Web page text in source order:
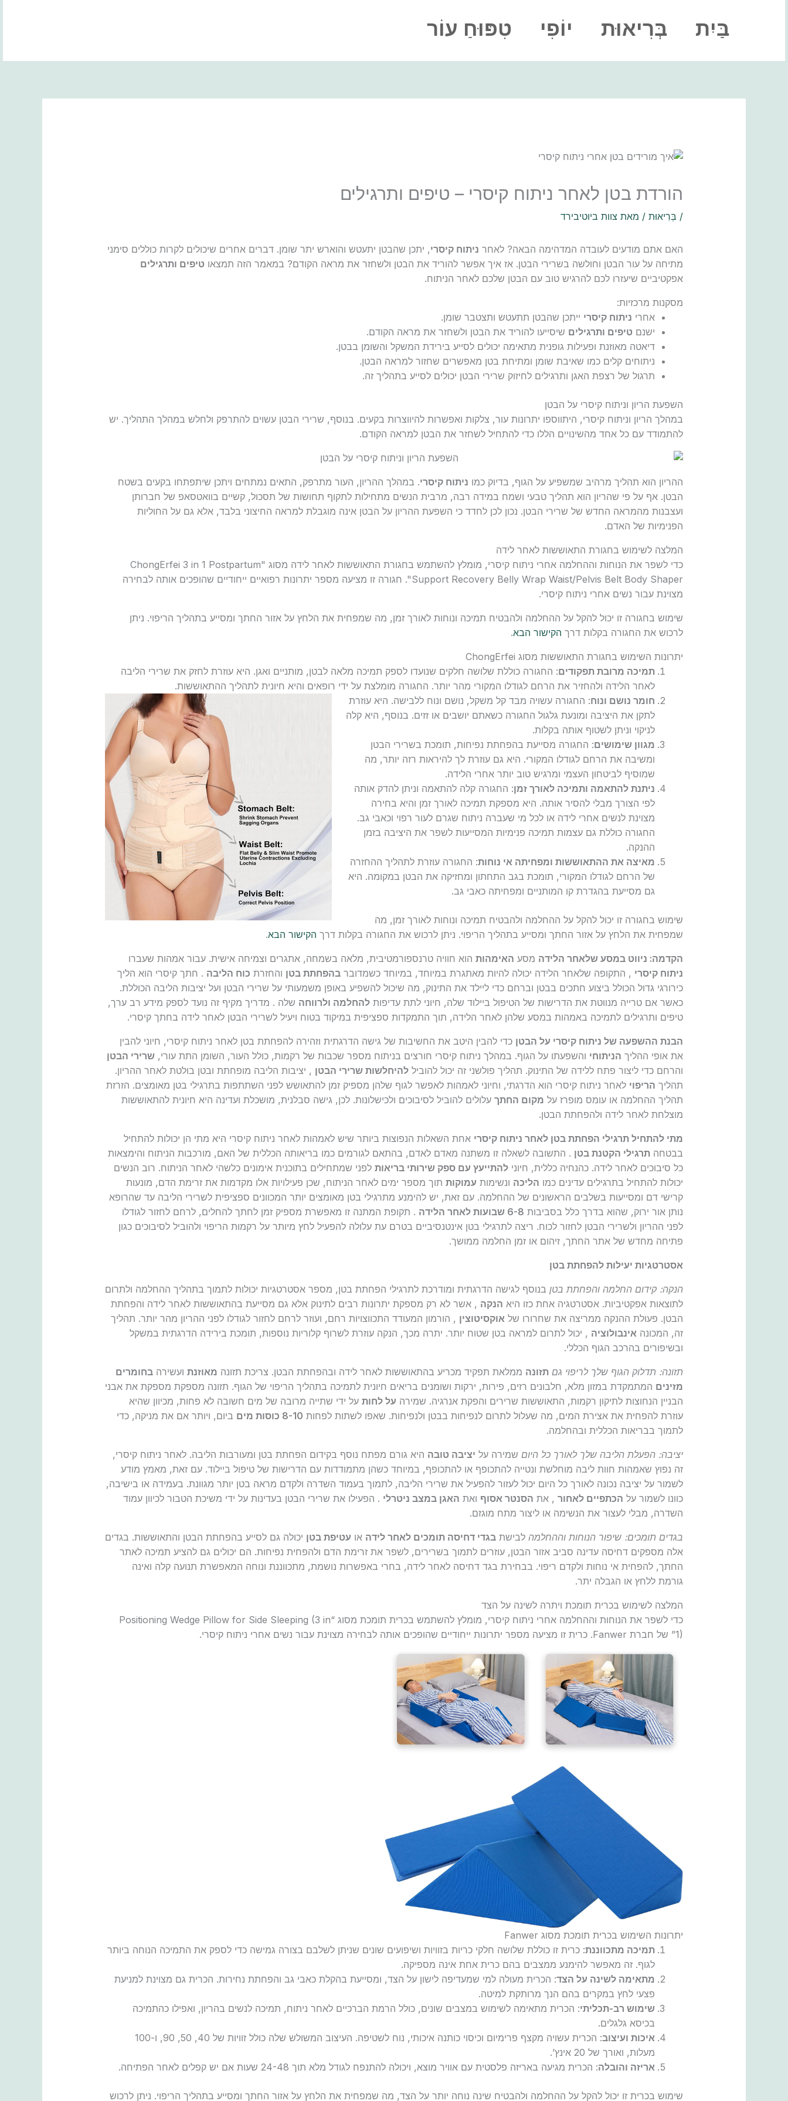
בַּיִת בְּרִיאוּת יוֹפִי טִפּוּחַ עוֹר
הורדת בטן לאחר ניתוח קיסרי – טיפים ותרגילים
/ בְּרִיאוּת/ מאת צוות ביוטיבירד
האם אתם מודעים לעובדה המדהימה הבאה? לאחר ניתוח קיסרי, יתכן שהבטן יתעטש והוארש יתר שומן. דברים אחרים שיכולים לקרות כוללים סימני
מתיחה על עור הבטן וחולשה בשרירי הבטן. אז איך אפשר להוריד את הבטן ולשחזר את מראה הקודם? במאמר הזה תמצאו טיפים ותרגילים
אפקטיביים שיעזרו לכם להרגיש טוב עם הבטן שלכם לאחר הניתוח.
מסקנות מרכזיות:
אחרי ניתוח קיסרי ייתכן שהבטן תתעטש ותצטבר שומן.
ישנם טיפים ותרגילים שיסייעו להוריד את הבטן ולשחזר את מראה הקודם.
דיאטה מאוזנת ופעילות גופנית מתאימה יכולים לסייע בירידת המשקל והשומן בבטן.
ניתוחים קלים כמו שאיבת שומן ומתיחת בטן מאפשרים שחזור למראה הבטן.
תרגול של רצפת האגן ותרגילים לחיזוק שרירי הבטן יכולים לסייע בתהליך זה.
השפעת הריון וניתוח קיסרי על הבטן
במהלך הריון וניתוח קיסרי, היתווספו יתרונות עור, צלקות ואפשרות להיווצרות בקעים. בנוסף, שרירי הבטן עשוים להתרפק ולחלש במהלך התהליך. יש
להתמודד עם כל אחד מהשינויים הללו כדי להתחיל לשחזר את הבטן למראה הקודם.
ההריון הוא תהליך מרהיב שמשפיע על הגוף, בדיוק כמו ניתוח קיסרי. במהלך ההריון, העור מתרפק, התאים נמתחים ויתכן שיתפתחו בקעים בשטח
הבטן. אף על פי שהריון הוא תהליך טבעי ושמח במידה רבה, מרבית הנשים מתחילות לתקוף תחושות של תסכול, קשיים בוואטסאפ של חברותן
ועצבנות מהמראה החדש של שרירי הבטן. נכון לכן לחדד כי השפעת ההריון על הבטן אינה מוגבלת למראה החיצוני בלבד, אלא גם על החוליות
הפנימיות של האדם.
המלצה לשימוש בחגורת התאוששות לאחר לידה
כדי לשפר את הנוחות וההחלמה אחרי ניתוח קיסרי, מומלץ להשתמש בחגורת התאוששות לאחר לידה מסוג "ChongErfei 3 in 1 Postpartum
Support Recovery Belly Wrap Waist/Pelvis Belt Body Shaper". חגורה זו מציעה מספר יתרונות רפואיים ייחודיים שהופכים אותה לבחירה
מצוינת עבור נשים אחרי ניתוח קיסרי.
שימוש בחגורה זו יכול להקל על ההחלמה ולהבטיח תמיכה ונוחות לאורך זמן, מה שמפחית את הלחץ על אזור החתך ומסייע בתהליך הריפוי. ניתן
לרכוש את החגורה בקלות דרך הקישור הבא.
יתרונות השימוש בחגורת התאוששות מסוג ChongErfei
תמיכה מרובת תפקודים: החגורה כוללת שלושה חלקים שנועדו לספק תמיכה מלאה לבטן, מותניים ואגן. היא עוזרת לחזק את שרירי הליבה
לאחר הלידה ולהחזיר את הרחם לגודלו המקורי מהר יותר. החגורה מומלצת על ידי רופאים והיא חיונית לתהליך ההתאוששות.
חומר נושם ונוח: החגורה עשויה מבד קל משקל, נושם ונוח ללבישה. היא עוזרת
לתקן את היציבה ומונעת גלגול החגורה כשאתם יושבים או זזים. בנוסף, היא קלה
לניקוי וניתן לשטוף אותה בקלות.
מגוון שימושים: החגורה מסייעת בהפחתת נפיחות, תומכת בשרירי הבטן
ומשיבה את הרחם לגודלו המקורי. היא גם עוזרת לך להיראות רזה יותר, מה
שמוסיף לביטחון העצמי ומרגיש טוב יותר אחרי הלידה.
ניתנת להתאמה ותמיכה לאורך זמן: החגורה קלה להתאמה וניתן להדק אותה
לפי הצורך מבלי להסיר אותה. היא מספקת תמיכה לאורך זמן והיא בחירה
מצוינת לנשים אחרי לידה או לכל מי שעברה ניתוח שגרם לעור רפוי וכאבי גב.
החגורה כוללת גם עצמות תמיכה פנימיות המסייעות לשפר את היציבה בזמן
ההנקה.
מאיצה את ההתאוששות ומפחיתה אי נוחות: החגורה עוזרת לתהליך ההחזרה
של הרחם לגודלו המקורי, תומכת בגב התחתון ומחזיקה את הבטן במקומה. היא
גם מסייעת בהגדרת קו המותניים ומפחיתה כאבי גב.
שימוש בחגורה זו יכול להקל על ההחלמה ולהבטיח תמיכה ונוחות לאורך זמן, מה
שמפחית את הלחץ על אזור החתך ומסייע בתהליך הריפוי. ניתן לרכוש את החגורה בקלות דרך הקישור הבא.
הקדמה: ניווט במסע שלאחר הלידה מסע האימהותהוא חוויה טרנספורמטיבית, מלאה בשמחה, אתגרים וצמיחה אישית. עבור אמהות שעברו
ניתוח קיסרי , התקופה שלאחר הלידה יכולה להיות מאתגרת במיוחד, במיוחד כשמדובר בהפחתת בטן והחזרת כוח הליבה . חתך קיסרי הוא הליך
כירורגי גדול הכולל ביצוע חתכים בבטן וברחם כדי ליילד את התינוק, מה שיכול להשפיע באופן משמעותי על שרירי הבטן ועל יציבות הליבה הכוללת.
כאשר אם טרייה מנווטת את הדרישות של הטיפול ביילוד שלה, חיוני לתת עדיפות להחלמה ולרווחה שלה . מדריך מקיף זה נועד לספק מידע רב ערך,
טיפים ותרגילים לתמיכה באמהות במסע שלהן לאחר הלידה, תוך התמקדות ספציפית במיקוד בטוח ויעיל לשרירי הבטן לאחר לידה בחתך קיסרי.
הבנת ההשפעה של ניתוח קיסרי על הבטן כדי להבין היטב את החשיבות של גישה הדרגתית וזהירה להפחתת בטן לאחר ניתוח קיסרי, חיוני להבין
את אופי ההליך הניתוחי והשפעתו על הגוף. במהלך ניתוח קיסרי חורצים בניתוח מספר שכבות של רקמות, כולל העור, השומן התת עורי, שרירי הבטן
והרחם כדי ליצור פתח ללידה של התינוק. תהליך פולשני זה יכול להוביל להיחלשות שרירי הבטן , יציבות הליבה מופחתת ובטן בולטת לאחר ההריון.
תהליך הריפוי לאחר ניתוח קיסרי הוא הדרגתי, וחיוני לאמהות לאפשר לגוף שלהן מספיק זמן להתאושש לפני השתתפות בתרגילי בטן מאומצים. הזרזת
תהליך ההחלמה או עומס מופרז על מקום החתךעלולים להוביל לסיבוכים ולכישלונות. לכן, גישה סבלנית, מושכלת ועדינה היא חיונית להתאוששות
מוצלחת לאחר לידה ולהפחתת הבטן.
מתי להתחיל תרגילי הפחתת בטן לאחר ניתוח קיסרי אחת השאלות הנפוצות ביותר שיש לאמהות לאחר ניתוח קיסרי היא מתי הן יכולות להתחיל
בבטחה תרגילי הקטנת בטן . התשובה לשאלה זו משתנה מאדם לאדם, בהתאם לגורמים כמו בריאותה הכללית של האם, מורכבות הניתוח והימצאות
כל סיבוכים לאחר לידה. כהנחיה כללית, חיוני להתייעץ עם ספק שירותי בריאותלפני שמתחילים בתוכנית אימונים כלשהי לאחר הניתוח. רוב הנשים
יכולות להתחיל בתרגילים עדינים כמו הליכה ונשימות עמוקותתוך מספר ימים לאחר הניתוח, שכן פעילויות אלו מקדמות את זרימת הדם, מונעות
קרישי דם ומסייעות בשלבים הראשונים של ההחלמה. עם זאת, יש להימנע מתרגילי בטן מאומצים יותר המכוונים ספציפית לשרירי הליבה עד שהרופא
נותן אור ירוק, שהוא בדרך כלל בסביבות 6-8 שבועות לאחר הלידה
. תקופת המתנה זו מאפשרת מספיק זמן לחתך להחלים, לרחם לחזור לגודלו
לפני ההריון ולשרירי הבטן לחזור לכוח. ריצה לתרגילי בטן אינטנסיביים בטרם עת עלולה להפעיל לחץ מיותר על רקמות הריפוי ולהוביל לסיבוכים כגון
פתיחה מחדש של אתר החתך, זיהום או זמן החלמה ממושך.
אסטרטגיות יעילות להפחתת בטן
הנקה: קידום החלמה והפחתת בטן בנוסף לגישה הדרגתית ומודרכת לתרגילי הפחתת בטן, מספר אסטרטגיות יכולות לתמוך בתהליך ההחלמה ולתרום
לתוצאות אפקטיביות. אסטרטגיה אחת כזו היא הנקה , אשר לא רק מספקת יתרונות רבים לתינוק אלא גם מסייעת בהתאוששות לאחר לידה והפחתת
הבטן. פעולת ההנקה ממריצה את שחרורו של אוקסיטוצין , הורמון המעודד התכווצויות רחם, ועוזר לרחם לחזור לגודלו לפני ההריון מהר יותר. תהליך
זה, המכונה אינבולוציה , יכול לתרום למראה בטן שטוח יותר. יתרה מכך, הנקה עוזרת לשרוף קלוריות נוספות, תומכת בירידה הדרגתית במשקל
ובשיפורים בהרכב הגוף הכללי.
תזונה: תדלוק הגוף שלך לריפוי גם תזונה ממלאת תפקיד מכריע בהתאוששות לאחר לידה ובהפחתת הבטן. צריכת תזונה מאוזנתועשירה בחומרים
מזינים המתמקדת במזון מלא, חלבונים רזים, פירות, ירקות ושומנים בריאים חיונית לתמיכה בתהליך הריפוי של הגוף. תזונה מספקת מספקת את אבני
הבניין הנחוצות לתיקון רקמות, התאוששות שרירים והפקת אנרגיה. שמירה על לחותעל ידי שתייה מרובה של מים חשובה לא פחות, מכיוון שהיא
עוזרת להפחית את אצירת המים, מה שעלול לתרום לנפיחות בבטן ולנפיחות. שאפו לשתות לפחות 8-10 כוסות מים
ביום, ויותר אם את מניקה, כדי
לתמוך בבריאות הכללית ובהחלמה.
יציבה: הפעלת הליבה שלך לאורך כל היום שמירה על יציבה טובה היא גורם מפתח נוסף בקידום הפחתת בטן ומעורבות הליבה. לאחר ניתוח קיסרי,
זה נפוץ שאמהות חוות ליבה מוחלשת ונטייה להתכופף או להתכופף, במיוחד כשהן מתמודדות עם הדרישות של טיפול ביילוד. עם זאת, מאמץ מודע
לשמור על יציבה נכונה לאורך כל היום יכול לעזור להפעיל את שרירי הליבה, לתמוך בעמוד השדרה ולקדם מראה בטן יותר מגוונת. בעמידה או בישיבה,
כוונו לשמור על הכתפיים לאחור, את הסנטר אסוף ואת האגן במצב ניטרלי . הפעילו את שרירי הבטן בעדינות על ידי משיכת הטבור לכיוון עמוד
השדרה, מבלי לעצור את הנשימה או ליצור מתח מוגזם.
בגדים תומכים: שיפור הנוחות וההחלמהלבישת בגדי דחיסה תומכים לאחר לידה או עטיפת בטן יכולה גם לסייע בהפחתת הבטן והתאוששות. בגדים
אלה מספקים דחיסה עדינה סביב אזור הבטן, עוזרים לתמוך בשרירים, לשפר את זרימת הדם ולהפחית נפיחות. הם יכולים גם להציע תמיכה לאתר
החתך, להפחית אי נוחות ולקדם ריפוי. בבחירת בגד דחיסה לאחר לידה, בחרי באפשרות נושמת, מתכווננת ונוחה המאפשרת תנועה קלה ואינה
גורמת ללחץ או הגבלה יתר.
המלצה לשימוש בכרית תומכת ויתרה לשינה על הצד
כדי לשפר את הנוחות וההחלמה אחרי ניתוח קיסרי, מומלץ להשתמש בכרית תומכת מסוג “Positioning Wedge Pillow for Side Sleeping (3 in
1)” של חברת Fanwer. כרית זו מציעה מספר יתרונות ייחודיים שהופכים אותה לבחירה מצוינת עבור נשים אחרי ניתוח קיסרי.
יתרונות השימוש בכרית תומכת מסוג Fanwer
תמיכה מתכווננת: כרית זו כוללת שלושה חלקי כריות בזוויות ושיפועים שונים שניתן לשלבם בצורה גמישה כדי לספק את התמיכה הנוחה ביותר
לגוף. זה מאפשר להימנע ממצבים בהם כרית אחת אינה מספיקה.
מתאימה לשינה על הצד: הכרית מעולה למי שמעדיפה לישון על הצד, ומסייעת בהקלת כאבי גב והפחתת נחירות. הכרית גם מצוינת למניעת
פצעי לחץ במקרים בהם הנך מרותקת למיטה.
שימוש רב-תכליתי: הכרית מתאימה לשימוש במצבים שונים, כולל הרמת הברכיים לאחר ניתוח, תמיכה לנשים בהריון, ואפילו כהתמיכה
בכיסא גלגלים.
איכות ועיצוב
: הכרית עשויה מקצף פרימיום וכיסוי כותנה איכותי, נוח לשטיפה. העיצוב המשולש שלה כולל זוויות של 40, 50, 90, ו-100
מעלות, ואורך של 20 אינץ’.
אריזה והובלה: הכרית מגיעה באריזה פלסטית עם אוויר מוצא, ויכולה להתנפח לגודל מלא תוך 24-48 שעות אם יש קפלים לאחר הפתיחה.
שימוש בכרית זו יכול להקל על ההחלמה ולהבטיח שינה נוחה יותר על הצד, מה שמפחית את הלחץ על אזור החתך ומסייע בתהליך הריפוי. ניתן לרכוש